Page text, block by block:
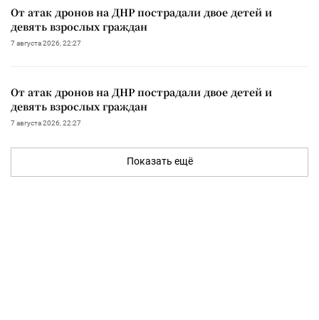
От атак дронов на ДНР пострадали двое детей и
девять взрослых граждан
7 августа 2026, 22:27
От атак дронов на ДНР пострадали двое детей и
девять взрослых граждан
7 августа 2026, 22:27
Показать ещё